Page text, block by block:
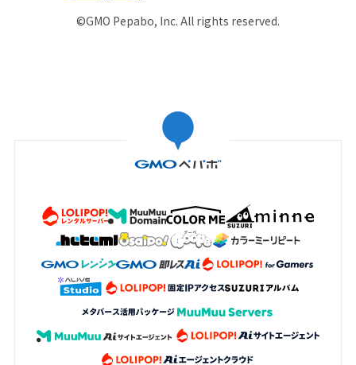
©GMO Pepabo, Inc. All rights reserved.